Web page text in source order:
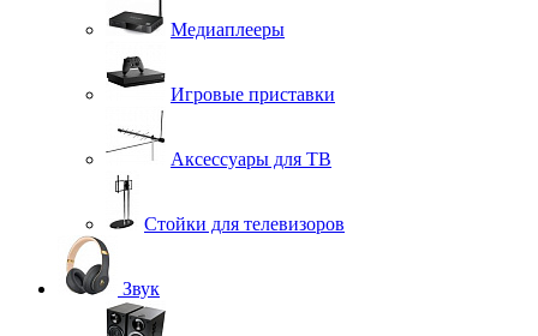
Медиаплееры
Игровые приставки
Аксессуары для ТВ
Стойки для телевизоров
Звук